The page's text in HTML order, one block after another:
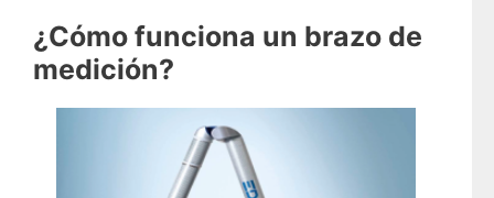
¿Cómo funciona un brazo de
medición?